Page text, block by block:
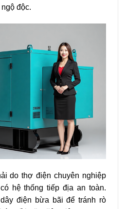
độc.
do thợ điện chuyên nghiệp
hệ thống tiếp địa an toàn.
điện bừa bãi để tránh rò